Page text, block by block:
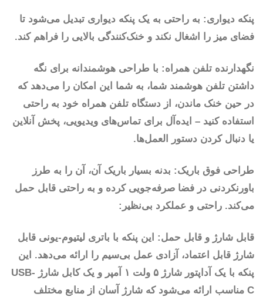
پنکه دیواری: به راحتی به یک پنکه دیواری تبدیل می‌شود تا
فضای میز را اشغال نکند و خنک‌کنندگی بالایی را فراهم کند.
نگهدارنده تلفن همراه: با طراحی هوشمندانه برای نگه
داشتن تلفن هوشمند شما، به شما این امکان را می‌دهد که
در حین خنک ماندن، از دستگاه تلفن همراه خود به راحتی
استفاده کنید – ایده‌آل برای تماس‌های ویدیویی، پخش آنلاین
یا دنبال کردن دستور العمل‌ها.
طراحی فوق باریک: بدنه بسیار باریک آن، آن را به طرز
باورنکردنی در فضا صرفه‌جویی کرده و به راحتی قابل حمل
می‌کند. راحتی و عملکرد بی‌نظیر:
قابل شارژ و قابل حمل: این پنکه با باتری لیتیوم-یونی قابل
شارژ قابل اعتماد، آزادی عمل بی‌سیم را ارائه می‌دهد. این
پنکه با یک آداپتور شارژ ۵ ولت ۱ آمپر و یک کابل شارژ USB-
C مناسب ارائه می‌شود که شارژ آسان از منابع مختلف